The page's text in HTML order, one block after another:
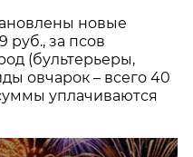
новые
руб., за псов
(бультерьеры,
овчарок – всего 40
уплачиваются